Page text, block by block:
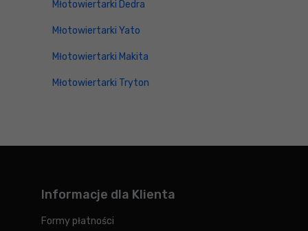
Młotowiertarki Dedra
Młotowiertarki Yato
Młotowiertarki Makita
Młotowiertarki Tryton
Informacje dla Klienta
Formy płatności